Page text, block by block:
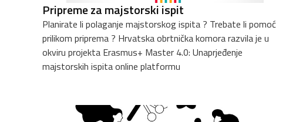
Pripreme za majstorski ispit
Planirate li polaganje majstorskog ispita ? Trebate li pomoć
prilikom priprema ? Hrvatska obrtnička komora razvila je u
okviru projekta Erasmus+ Master 4.0: Unaprjeđenje
majstorskih ispita online platformu